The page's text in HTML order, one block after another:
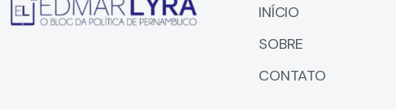
INÍCIO
SOBRE
CONTATO